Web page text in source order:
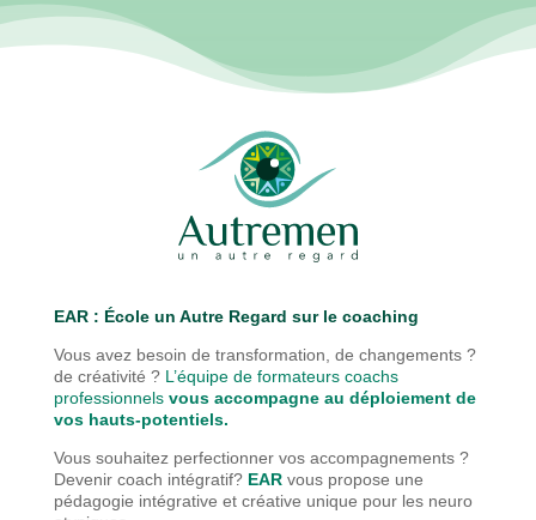
EAR : École un Autre Regard sur le coaching
Vous avez besoin de transformation, de changements ?
de créativité ? L’équipe de formateurs coachs
professionnels vous accompagne au déploiement de
vos hauts-potentiels.
Vous souhaitez perfectionner vos accompagnements ?
Devenir coach intégratif? EAR vous propose une
pédagogie intégrative et créative unique pour les neuro